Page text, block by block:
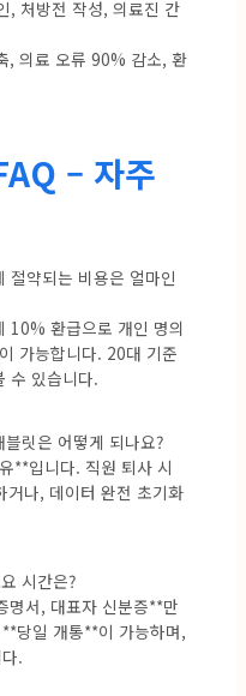
, 처방전 작성, 의료진 간
, 의료 오류 90% 감소, 환
– 자주
약되는 비용은 얼마인
10% 환급으로 개인 명의
가능합니다. 20대 기준
수 있습니다.
릿은 어떻게 되나요?
**입니다. 직원 퇴사 시
거나, 데이터 완전 초기화
시간은?
명서, 대표자 신분증**만
당일 개통**이 가능하며,
.